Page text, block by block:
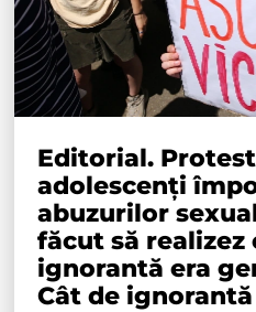
Editorial.
adolescenți
abuzurilor
făcut să realizez
ignorantă era
Cât de